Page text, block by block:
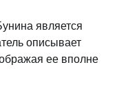
является
описывает
ее вполне